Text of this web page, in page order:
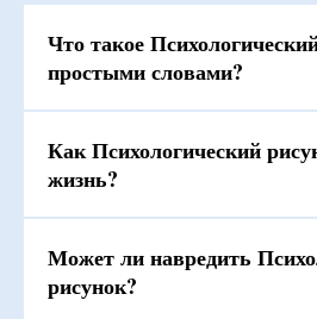
Что такое
простыми словами?
Как Психологический
жизнь?
Может ли навредить
рисунок?